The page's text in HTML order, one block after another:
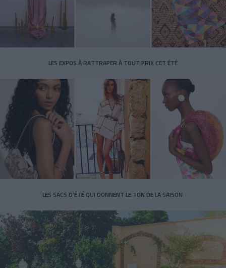
LES EXPOS À RATTRAPER À TOUT PRIX CET ÉTÉ
LES SACS D’ÉTÉ QUI DONNENT LE TON DE LA SAISON